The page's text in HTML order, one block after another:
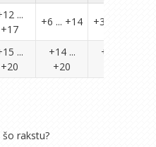
...
+17
+6 ... +14 +3 ... +10
...
+20
+14 ...
+20
+10 ...
rakstu?